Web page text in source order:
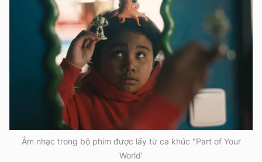
Âm nhạc trong bộ phim được lấy từ ca khúc "Part of Your
World'